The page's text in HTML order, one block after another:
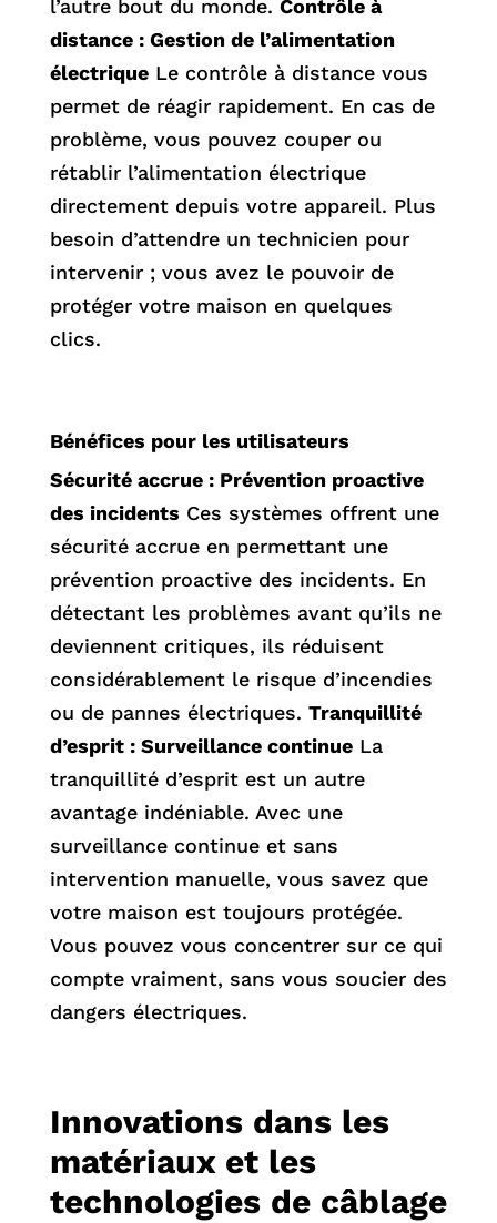
l’autre bout du monde. Contrôle à
distance : Gestion de l’alimentation
électriqueLe contrôle à distance vous
permet de réagir rapidement. En cas de
problème, vous pouvez couper ou
rétablir l’alimentation électrique
directement depuis votre appareil. Plus
besoin d’attendre un technicien pour
intervenir ; vous avez le pouvoir de
protéger votre maison en quelques
clics.
Bénéfices pour les utilisateurs
Sécurité accrue : Prévention proactive
des incidents Ces systèmes offrent une
sécurité accrue en permettant une
prévention proactive des incidents. En
détectant les problèmes avant qu’ils ne
deviennent critiques, ils réduisent
considérablement le risque d’incendies
ou de pannes électriques. Tranquillité
d’esprit : Surveillance continueLa
tranquillité d’esprit est un autre
avantage indéniable. Avec une
surveillance continue et sans
intervention manuelle, vous savez que
votre maison est toujours protégée.
Vous pouvez vous concentrer sur ce qui
compte vraiment, sans vous soucier des
dangers électriques.
Innovations dans les
matériaux et les
technologies de câblage